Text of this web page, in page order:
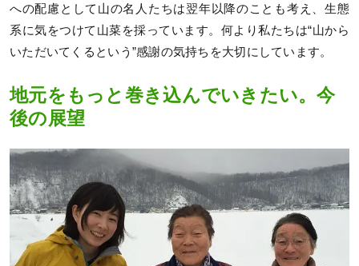
への配慮として山の名人たちは翌年以降のことも考え、生態
系に気をつけて山菜を採っています。何より私たちは“山から
いただいてくるという”感謝の気持ちを大切にしています。
地元をもっと巻き込んでいきたい。今
後の展望